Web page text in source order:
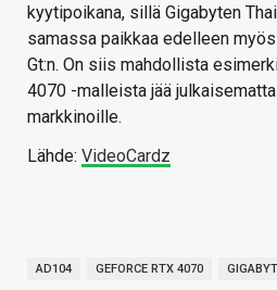
kyytipoikana, sillä Gigabyten
samassa paikkaa edelleen
Gt:n. On siis mahdollista
4070 -malleista jää
markkinoille.
Lähde: VideoCardz
AD104 GEFORCE RTX 4070